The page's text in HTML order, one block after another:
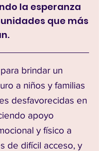
la esperanza
que más
brindar un
a niños y familias
desfavorecidas en
apoyo
y físico a
de difícil acceso, y